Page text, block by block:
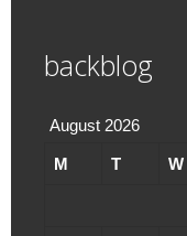
backblog
August 2026
M T W